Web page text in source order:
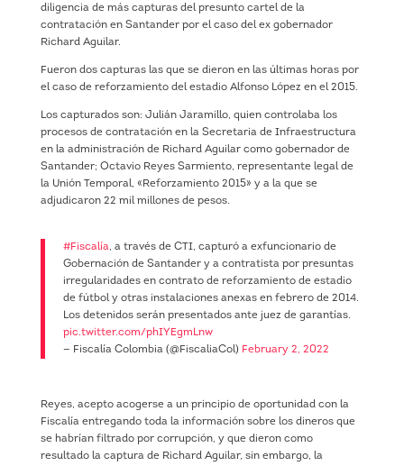
diligencia de más capturas del presunto cartel de la
contratación en Santander por el caso del ex gobernador
Richard Aguilar.
Fueron dos capturas las que se dieron en las últimas horas por
el caso de reforzamiento del estadio Alfonso López en el 2015.
Los capturados son: Julián Jaramillo, quien controlaba los
procesos de contratación en la Secretaria de Infraestructura
en la administración de Richard Aguilar como gobernador de
Santander; Octavio Reyes Sarmiento, representante legal de
la Unión Temporal, «Reforzamiento 2015» y a la que se
adjudicaron 22 mil millones de pesos.
#Fiscalía, a través de CTI, capturó a exfuncionario de
Gobernación de Santander y a contratista por presuntas
irregularidades en contrato de reforzamiento de estadio
de fútbol y otras instalaciones anexas en febrero de 2014.
Los detenidos serán presentados ante juez de garantías.
pic.twitter.com/phIYEgmLnw
— Fiscalía Colombia (@FiscaliaCol) February 2, 2022
Reyes, acepto acogerse a un principio de oportunidad con la
Fiscalía entregando toda la información sobre los dineros que
se habrían filtrado por corrupción, y que dieron como
resultado la captura de Richard Aguilar, sin embargo, la